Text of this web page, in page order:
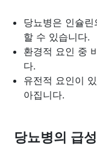
당뇨병은 인슐
할 수 있습니다.
환경적 요인 중
다.
유전적 요인이
아집니다.
당뇨병의 급